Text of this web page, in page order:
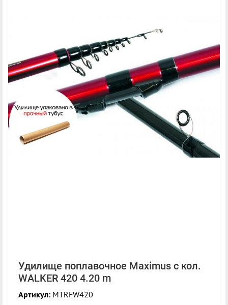
Удилище поплавочное Maximus с кол.
WALKER 420 4.20 m
Артикул: MTRFW420